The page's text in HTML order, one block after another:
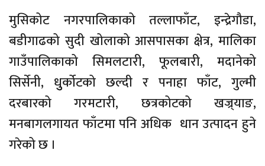
मुसिकोट नगरपालिकाको तल्लाफाँट, इन्द्रेगौडा,
बडीगाढको सुदी खोलाको आसपासका क्षेत्र, मालिका
गाउँपालिकाको सिमलटारी, फूलबारी, मदानेको
सिर्सेनी, धुुर्कोटको छल्दी र पनाहा फाँट, गुल्मी
दरबारको गरमटारी, छत्रकोटको खज्र्याङ,
मनबागलगायत फाँटमा पनि अधिक धान उत्पादन हुने
गरेको छ ।